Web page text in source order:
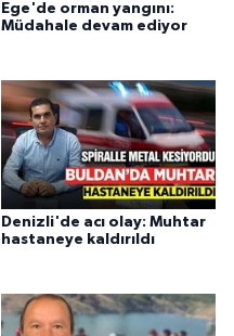
Ege'de orman yangını:
Müdahale devam ediyor
Denizli'de acı olay: Muhtar
hastaneye kaldırıldı